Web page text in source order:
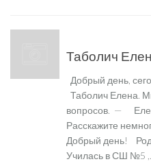
Таболич
Добрый день,
Таболич Елена.
вопросов. —
Расскажите
Добрый день!
Училась в СШ №5